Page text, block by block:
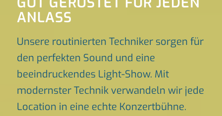
ANLASS
Unsere routinierten Techniker sorgen für
den perfekten Sound und eine
beeindruckendes Light-Show. Mit
modernster Technik verwandeln wir jede
Location in eine echte Konzertbühne.